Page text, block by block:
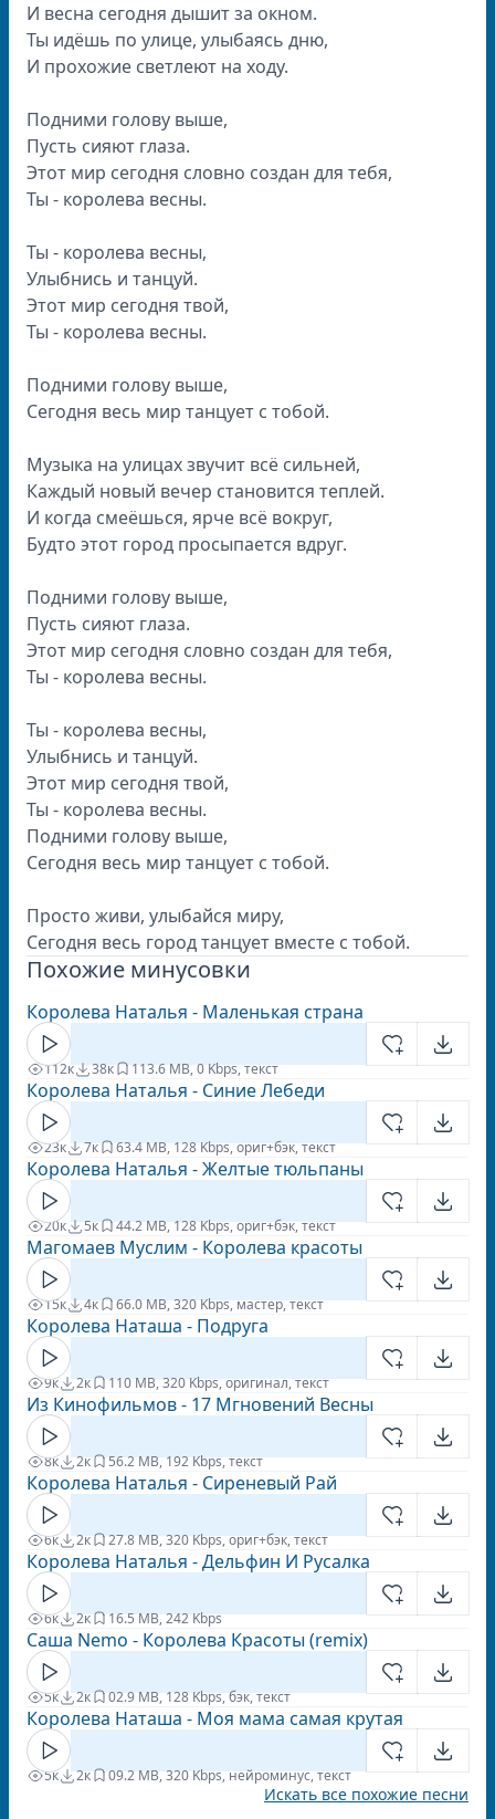
И весна сегодня дышит за окном.
Ты идёшь по улице, улыбаясь дню,
И прохожие светлеют на ходу.
Подними голову выше,
Пусть сияют глаза.
Этот мир сегодня словно создан для тебя,
Ты - королева весны.
Ты - королева весны,
Улыбнись и танцуй.
Этот мир сегодня твой,
Ты - королева весны.
Подними голову выше,
Сегодня весь мир танцует с тобой.
Музыка на улицах звучит всё сильней,
Каждый новый вечер становится теплей.
И когда смеёшься, ярче всё вокруг,
Будто этот город просыпается вдруг.
Подними голову выше,
Пусть сияют глаза.
Этот мир сегодня словно создан для тебя,
Ты - королева весны.
Ты - королева весны,
Улыбнись и танцуй.
Этот мир сегодня твой,
Ты - королева весны.
Подними голову выше,
Сегодня весь мир танцует с тобой.
Просто живи, улыбайся миру,
Сегодня весь город танцует вместе с тобой.
Похожие минусовки
Королева Наталья - Маленькая страна
112к 38к 113.6 MB, 0 Kbps, текст
Королева Наталья - Синие Лебеди
23к 7к 63.4 MB, 128 Kbps, ориг+бэк, текст
Королева Наталья - Желтые тюльпаны
20к 5к 44.2 MB, 128 Kbps, ориг+бэк, текст
Магомаев Муслим - Королева красоты
15к 4к 66.0 MB, 320 Kbps, мастер, текст
Королева Наташа - Подруга
9к 2к 110 MB, 320 Kbps, оригинал, текст
Из Кинофильмов - 17 Мгновений Весны
8к 2к 56.2 MB, 192 Kbps, текст
Королева Наталья - Сиреневый Рай
6к 2к 27.8 MB, 320 Kbps, ориг+бэк, текст
Королева Наталья - Дельфин И Русалка
6к 2к 16.5 MB, 242 Kbps
Саша Nemo - Королева Красоты (remix)
5к 2к 02.9 MB, 128 Kbps, бэк, текст
Королева Наташа - Моя мама самая крутая
5к 2к 09.2 MB, 320 Kbps, нейроминус, текст
Искать все похожие песни